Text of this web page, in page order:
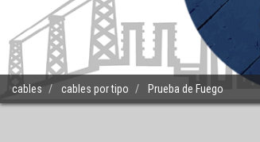
cables cables por tipo Prueba de Fuego